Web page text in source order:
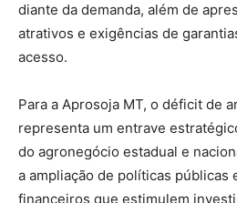
diante da demanda, além de
atrativos e exigências de
acesso.
Para a Aprosoja MT, o déficit de
representa um entrave
do agronegócio estadual e
a ampliação de políticas públicas
financeiros que estimulem